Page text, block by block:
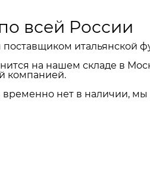
всей России
итальянской
на нашем складе в
компанией.
нет в наличии, мы